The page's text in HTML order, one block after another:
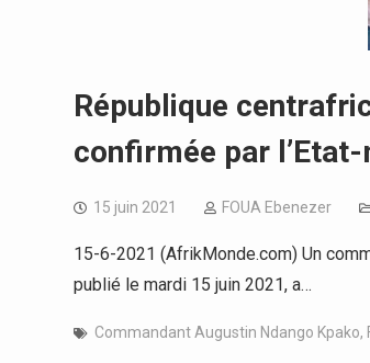
République
confirmée par
15 juin 2021 FOUA Ebenezer
15-6-2021 (AfrikMonde.com) Un
publié le mardi 15 juin 2021, a…
Commandant Augustin Ndango Kpako,